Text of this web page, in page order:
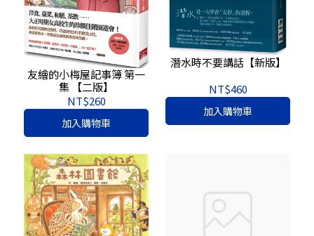
友繪的小梅屋記事簿 第一
集 【二版】
NT$260
加入購物車
潛水時不要講話【新版】
NT$460
加入購物車